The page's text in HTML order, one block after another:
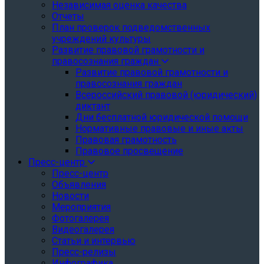
Независимая оценка качества
Отчеты
План проверок подведомственных
учреждений культуры
Развитие правовой грамотности и
правосознания граждан
Развитие правовой грамотности и
правосознания граждан
Всероссийский правовой (юридический)
диктант
Дни бесплатной юридической помощи
Нормативные правовые и иные акты
Правовая грамотность
Правовое просвещение
Пресс-центр
Пресс-центр
Объявления
Новости
Мероприятия
Фотогалерея
Видеогалерея
Статьи и интервью
Пресс-релизы